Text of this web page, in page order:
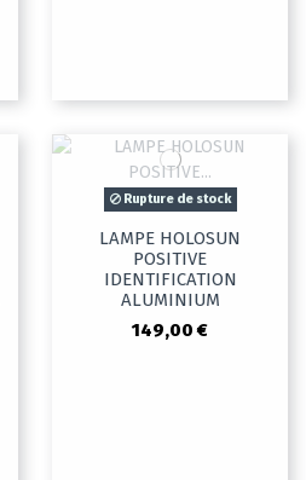
Rupture de stock
LAMPE HOLOSUN
POSITIVE
IDENTIFICATION
ALUMINIUM
149,00 €